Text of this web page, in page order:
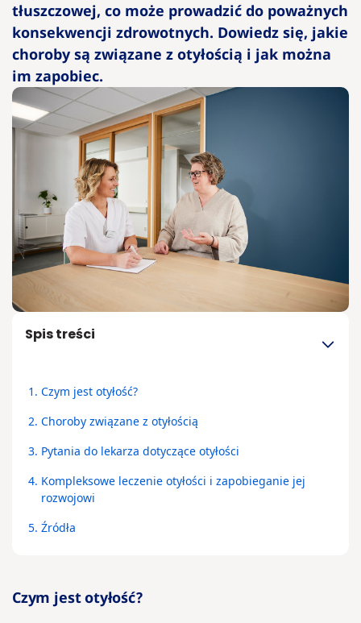
Kalkulator
BMI –
wskaźnik
wagi
chora
otyłość
tłuszczowej, co może prowadzić do poważnych
konsekwencji zdrowotnych. Dowiedz się, jakie
choroby są związane z otyłością i jak można
im zapobiec.
Spis treści
1. Czym jest otyłość?
2. Choroby związane z otyłością
3. Pytania do lekarza dotyczące otyłości
4. Kompleksowe leczenie otyłości i zapobieganie jej
rozwojowi
5. Źródła
Czym jest otyłość?